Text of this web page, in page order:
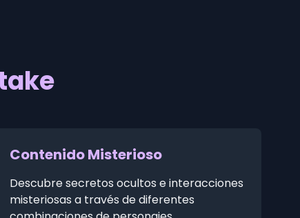
Contenido Misterioso
Descubre secretos ocultos e interacciones
misteriosas a través de diferentes